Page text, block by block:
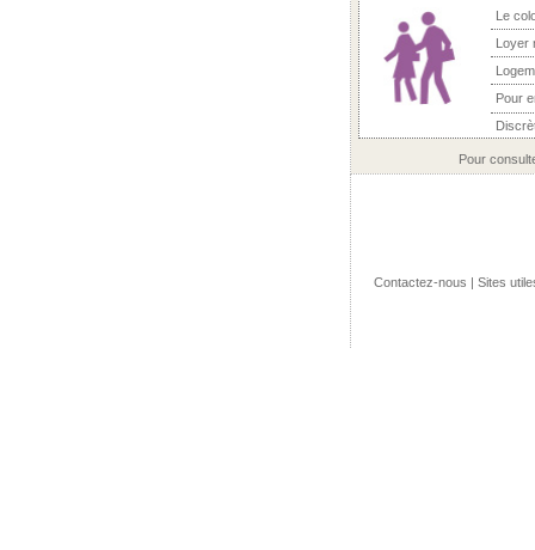
Le
Loyer
Pour
Pour
Contactez-nous | Sites